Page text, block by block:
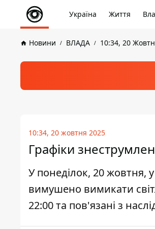
Україна Життя
Новини ВЛАДА 10:34, 20
10:34, 20 жовтня 2025
Графіки
У понеділок, 20 жовтня,
вимушено вимикати
22:00 та пов'язані з